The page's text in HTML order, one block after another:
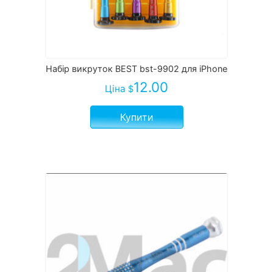
Набір викруток BEST bst-9902 для iPhone
Ціна $12.00
Купити